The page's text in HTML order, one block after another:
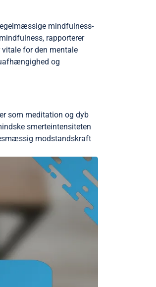
mindfulness-
rapporterer
for den mentale
og
som meditation og dyb
smerteintensiteten
modstandskraft